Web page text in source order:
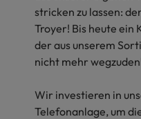
stricken zu lassen:
Troyer! Bis heute ein
der aus unserem
nicht mehr
Wir investieren in
Telefonanlage, um